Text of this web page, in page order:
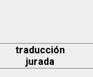
traducción
jurada